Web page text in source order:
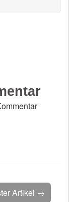
Artikel →